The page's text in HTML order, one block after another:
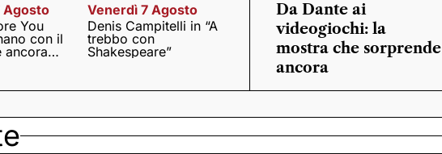
Agosto
You
con il
ancora
Venerdì 7 Agosto
Denis Campitelli in “A
trebbo con
Shakespeare”
Da Dante ai
videogiochi: la
mostra che sorprende
ancora